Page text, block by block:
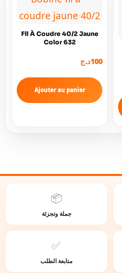
Fil À Coudre 40/2 Jaune
Color 632
100د.ج
Ajouter au panier
📦
جملة وتجزئة
✅
متابعة الطلب